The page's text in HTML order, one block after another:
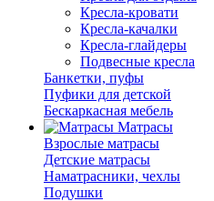
Кресла-кровати
Кресла-качалки
Кресла-глайдеры
Подвесные кресла
Банкетки, пуфы
Пуфики для детской
Бескаркасная мебель
Матрасы
Взрослые матрасы
Детские матрасы
Наматрасники, чехлы
Подушки